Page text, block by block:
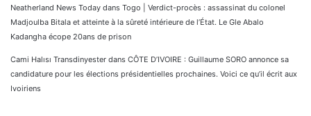
Neatherland News Today dans Togo | Verdict-procès : assassinat du colonel
Madjoulba Bitala et atteinte à la sûreté intérieure de l’État. Le Gle Abalo
Kadangha écope 20ans de prison
Cami Halısı Transdinyester dans CÔTE D’IVOIRE : Guillaume SORO annonce sa
candidature pour les élections présidentielles prochaines. Voici ce qu’il écrit aux
Ivoiriens